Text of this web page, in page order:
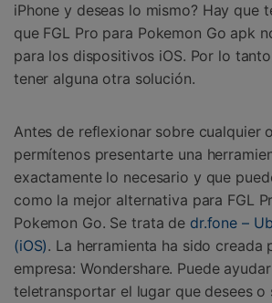
iPhone y deseas lo mismo? Hay que
que FGL Pro para Pokemon Go apk
para los dispositivos iOS. Por lo
tener alguna otra solución.
Antes de reflexionar sobre cualquier
permítenos presentarte una
exactamente lo necesario y que
como la mejor alternativa para FGL
Pokemon Go. Se trata de dr.fone –
(iOS). La herramienta ha sido creada
empresa: Wondershare. Puede
teletransportar el lugar que desees o